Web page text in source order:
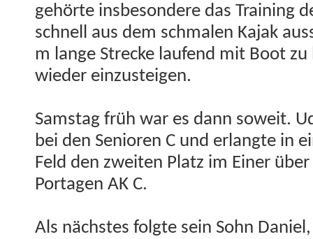
gehörte ins­beson­dere das Train­ing
schnell aus dem schmalen Kajak
m lange Strecke laufend mit Boot
wieder einzusteigen.
Sam­stag früh war es dann soweit.
bei den Senioren C und erlangte in
Feld den zweit­en Platz im Ein­er
Porta­gen AK C.
Als näch­stes fol­gte sein Sohn